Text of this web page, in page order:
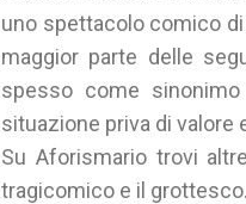
uno spettacolo comico
maggior parte delle
spesso come
situazione priva di valore
Su Aforismario trovi
tragicomico e il